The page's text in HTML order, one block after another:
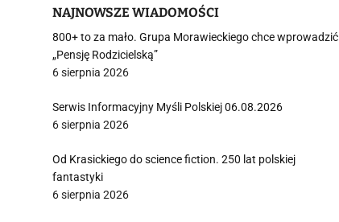
NAJNOWSZE WIADOMOŚCI
800+ to za mało. Grupa Morawieckiego chce wprowadzić
„Pensję Rodzicielską”
6 sierpnia 2026
Serwis Informacyjny Myśli Polskiej 06.08.2026
6 sierpnia 2026
Od Krasickiego do science fiction. 250 lat polskiej
fantastyki
6 sierpnia 2026